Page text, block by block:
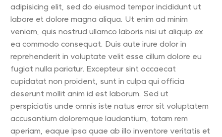
adipisicing elit, sed do eiusmod tempor incididunt ut
labore et dolore magna aliqua. Ut enim ad minim
veniam, quis nostrud ullamco laboris nisi ut aliquip ex
ea commodo consequat. Duis aute irure dolor in
reprehenderit in voluptate velit esse cillum dolore eu
fugiat nulla pariatur. Excepteur sint occaecat
cupidatat non proident, sunt in culpa qui officia
deserunt mollit anim id est laborum. Sed ut
perspiciatis unde omnis iste natus error sit voluptatem
accusantium doloremque laudantium, totam rem
aperiam, eaque ipsa quae ab illo inventore veritatis et